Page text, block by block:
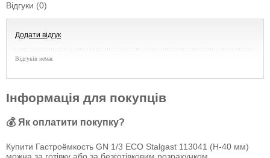
Відгуки (0)
Додати відгук
Відгуків немає
Інформація для покупців
💰 Як оплатити покупку?
Купити Гастроёмкость GN 1/3 ECO Stalgast 113041 (Н-40 мм)
можна за готівку або за безготівковим розрахунком.